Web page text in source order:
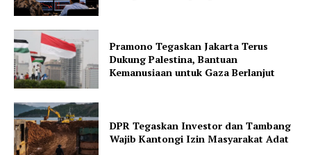
Pramono Tegaskan Jakarta Terus
Dukung Palestina, Bantuan
Kemanusiaan untuk Gaza Berlanjut
DPR Tegaskan Investor dan Tambang
Wajib Kantongi Izin Masyarakat Adat